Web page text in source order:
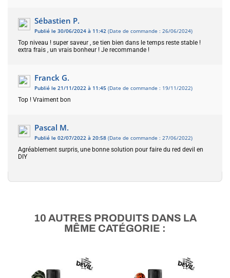
Sébastien P.
Publié le 30/06/2024 à 11:42 (Date de commande : 26/06/2024)
Top niveau ! super saveur , se tien bien dans le temps reste stable !
extra frais , un vrais bonheur ! Je recommande !
Franck G.
Publié le 21/11/2022 à 11:45 (Date de commande : 19/11/2022)
Top ! Vraiment bon
Pascal M.
Publié le 02/07/2022 à 20:58 (Date de commande : 27/06/2022)
Agréablement surpris, une bonne solution pour faire du red devil en
DIY
10 AUTRES PRODUITS DANS LA
MÊME CATÉGORIE :